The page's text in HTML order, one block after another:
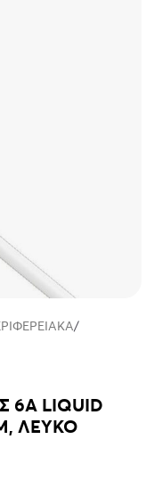
6A LIQUID
ΛΕΥΚΟ